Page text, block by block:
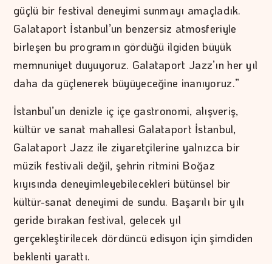
güçlü bir festival deneyimi sunmayı amaçladık.
Galataport İstanbul’un benzersiz atmosferiyle
birleşen bu programın gördüğü ilgiden büyük
memnuniyet duyuyoruz. Galataport Jazz’ın her yıl
daha da güçlenerek büyüyeceğine inanıyoruz.”
İstanbul’un denizle iç içe gastronomi, alışveriş,
kültür ve sanat mahallesi Galataport İstanbul,
Galataport Jazz ile ziyaretçilerine yalnızca bir
müzik festivali değil, şehrin ritmini Boğaz
kıyısında deneyimleyebilecekleri bütünsel bir
kültür-sanat deneyimi de sundu. Başarılı bir yılı
geride bırakan festival, gelecek yıl
gerçekleştirilecek dördüncü edisyon için şimdiden
beklenti yarattı.